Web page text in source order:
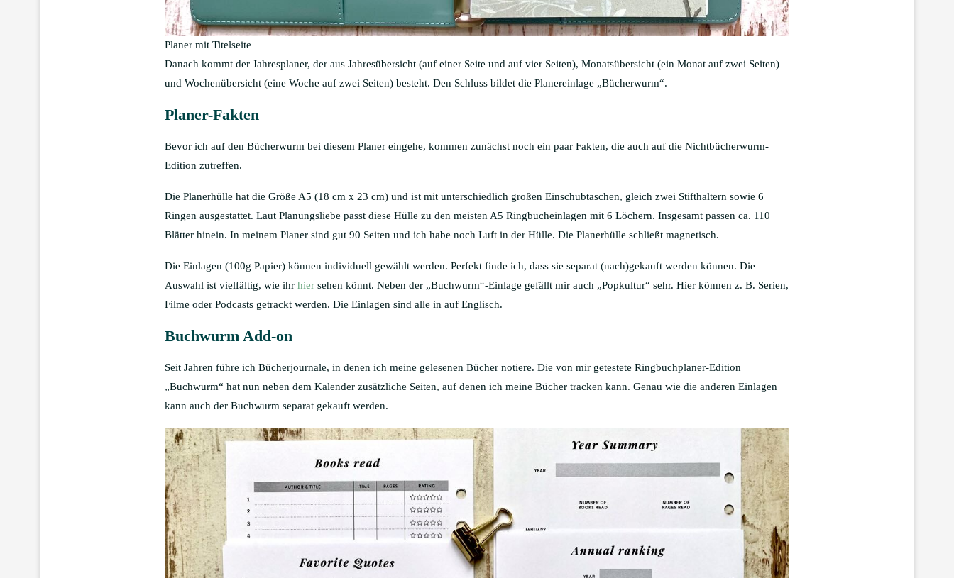
Planer mit Titelseite
Danach kommt der Jahresplaner, der aus Jahresübersicht (auf einer Seite und auf vier Seiten), Monatsübersicht (ein Monat auf zwei Seiten)
und Wochenübersicht (eine Woche auf zwei Seiten) besteht. Den Schluss bildet die Planereinlage „Bücherwurm“.
Planer-Fakten
Bevor ich auf den Bücherwurm bei diesem Planer eingehe, kommen zunächst noch ein paar Fakten, die auch auf die Nichtbücherwurm-
Edition zutreffen.
Die Planerhülle hat die Größe A5 (18 cm x 23 cm) und ist mit unterschiedlich großen Einschubtaschen, gleich zwei Stifthaltern sowie 6
Ringen ausgestattet. Laut Planungsliebe passt diese Hülle zu den meisten A5 Ringbucheinlagen mit 6 Löchern. Insgesamt passen ca. 110
Blätter hinein. In meinem Planer sind gut 90 Seiten und ich habe noch Luft in der Hülle. Die Planerhülle schließt magnetisch.
Die Einlagen (100g Papier) können individuell gewählt werden. Perfekt finde ich, dass sie separat (nach)gekauft werden können. Die
Auswahl ist vielfältig, wie ihr hier sehen könnt. Neben der „Buchwurm“-Einlage gefällt mir auch „Popkultur“ sehr. Hier können z. B. Serien,
Filme oder Podcasts getrackt werden. Die Einlagen sind alle in auf Englisch.
Buchwurm Add-on
Seit Jahren führe ich Bücherjournale, in denen ich meine gelesenen Bücher notiere. Die von mir getestete Ringbuchplaner-Edition
„Buchwurm“ hat nun neben dem Kalender zusätzliche Seiten, auf denen ich meine Bücher tracken kann. Genau wie die anderen Einlagen
kann auch der Buchwurm separat gekauft werden.